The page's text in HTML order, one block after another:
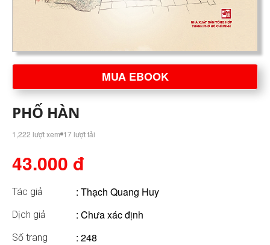
MUA EBOOK
PHỐ HÀN
1,222 lượt xem 17 lượt tải
43.000 đ
Tác giả : Thạch Quang Huy
Dịch giả : Chưa xác định
Số trang : 248